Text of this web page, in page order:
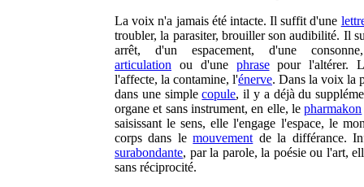
La voix n'a jamais été intacte. Il suffit d'une
troubler, la parasiter, brouiller son audibilité. Il
arrêt, d'un espacement, d'une
articulation ou d'une phrasepour l'altérer.
l'affecte, la contamine, l'énerve. Dans la voix la
dans une simplecopule, il y a déjà du
organe et sans instrument, en elle, lepharmakon
saisissant le sens, elle l'engage l'espace, le
corps dans lemouvement de la différance.
surabondante, par la parole, la poésie ou l'art,
sans réciprocité.